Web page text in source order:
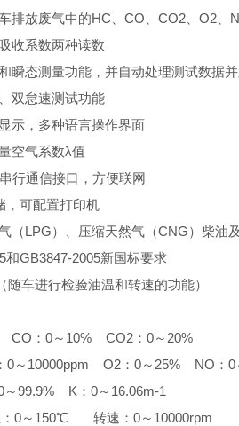
排放废气中的HC、CO、CO2、O2、
收系数两种读数
瞬态测量功能，并自动处理测试数据
双怠速测试功能
示，多种语言操作界面
空气系数λ值
行通信接口，方便联网
，可配置打印机
（LPG）、压缩天然气（CNG）柴油
和GB3847-2005新国标要求
随车进行检验油温和转速的功能）
：0～10% CO2：0～20%
O2：0～25% NO：0～
K：0～16.06m-1
转速：0～10000rpm